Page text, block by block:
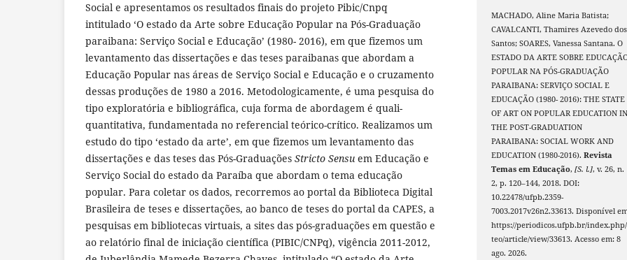
Social e apresentamos os resultados finais do projeto Pibic/Cnpq
intitulado ‘O estado da Arte sobre Educação Popular na Pós-Graduação
paraibana: Serviço Social e Educação’ (1980- 2016), em que fizemos um
levantamento das dissertações e das teses paraibanas que abordam a
Educação Popular nas áreas de Serviço Social e Educação e o cruzamento
dessas produções de 1980 a 2016. Metodologicamente, é uma pesquisa do
tipo exploratória e bibliográfica, cuja forma de abordagem é quali-
quantitativa, fundamentada no referencial teórico-crítico. Realizamos um
estudo do tipo ‘estado da arte’, em que fizemos um levantamento das
dissertações e das teses das Pós-Graduações Stricto Sensu em Educação e
Serviço Social do estado da Paraíba que abordam o tema educação
popular. Para coletar os dados, recorremos ao portal da Biblioteca Digital
Brasileira de teses e dissertações, ao banco de teses do portal da CAPES, a
pesquisas em bibliotecas virtuais, a sites das pós-graduações em questão e
ao relatório final de iniciação científica (PIBIC/CNPq), vigência 2011-2012,
MACHADO, Aline Maria Batista;
CAVALCANTI, Thamires Azevedo dos
Santos; SOARES, Vanessa Santana. O
ESTADO DA ARTE SOBRE
POPULAR NA PÓS-GRADUAÇÃO
PARAIBANA: SERVIÇO SOCIAL E
EDUCAÇÃO (1980- 2016): THE STATE
OF ART ON POPULAR EDUCATION
THE POST-GRADUATION
PARAIBANA: SOCIAL WORK AND
EDUCATION (1980-2016).Revista
Temas em Educação,[S. l.], v. 26, n.
2, p. 120–144, 2018. DOI:
10.22478/ufpb.2359-
7003.2017v26n2.33613. Disponível
https://periodicos.ufpb.br/
teo/article/view/33613. Acesso em: 8
ago. 2026.